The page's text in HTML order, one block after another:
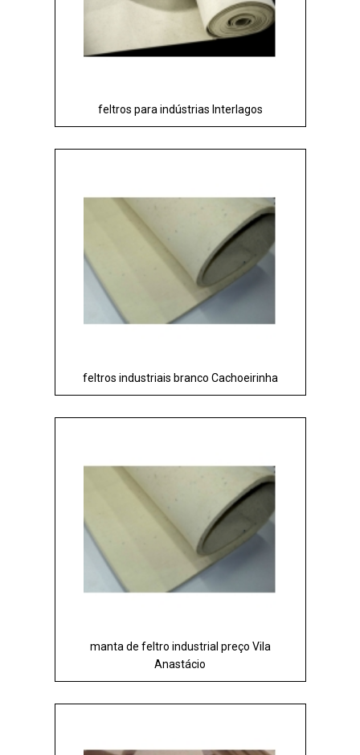
feltros para indústrias Interlagos
feltros industriais branco Cachoeirinha
manta de feltro industrial preço Vila
Anastácio